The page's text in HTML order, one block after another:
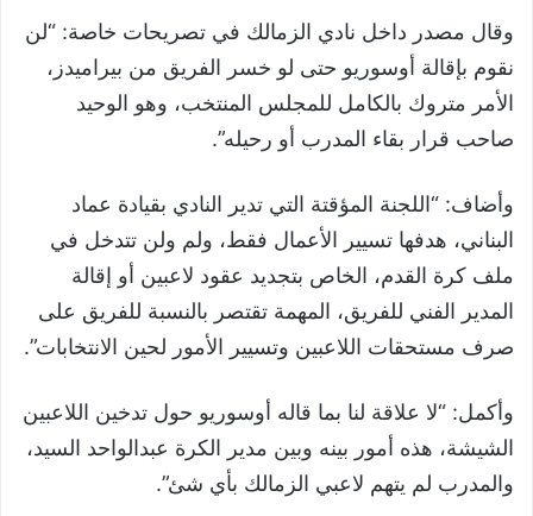
وقال مصدر داخل نادي الزمالك في تصريحات خاصة: “لن
نقوم بإقالة أوسوريو حتى لو خسر الفريق من بيراميدز،
الأمر متروك بالكامل للمجلس المنتخب، وهو الوحيد
صاحب قرار بقاء المدرب أو رحيله”.
وأضاف: “اللجنة المؤقتة التي تدير النادي بقيادة عماد
البناني، هدفها تسيير الأعمال فقط، ولم ولن تتدخل في
ملف كرة القدم، الخاص بتجديد عقود لاعبين أو إقالة
المدير الفني للفريق، المهمة تقتصر بالنسبة للفريق على
صرف مستحقات اللاعبين وتسيير الأمور لحين الانتخابات”.
وأكمل: “لا علاقة لنا بما قاله أوسوريو حول تدخين اللاعبين
الشيشة، هذه أمور بينه وبين مدير الكرة عبدالواحد السيد،
والمدرب لم يتهم لاعبي الزمالك بأي شئ”.